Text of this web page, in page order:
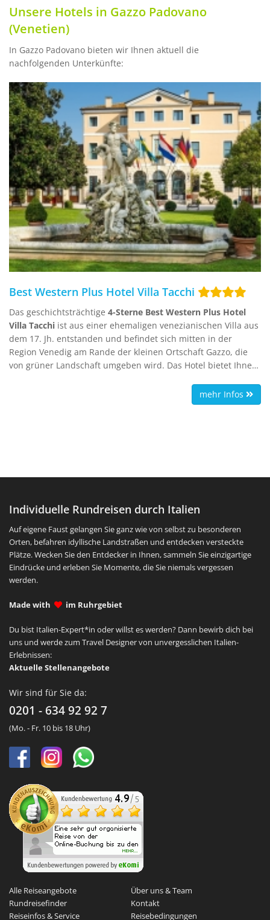
Unsere Hotels in Gazzo Padovano
(Venetien)
In Gazzo Padovano bieten wir Ihnen aktuell die
nachfolgenden Unterkünfte:
Best Western Plus Hotel Villa Tacchi
Das geschichtsträchtige 4-Sterne Best Western Plus Hotel
Villa Tacchi ist aus einer ehemaligen venezianischen Villa aus
dem 17. Jh. entstanden und befindet sich mitten in der
Region Venedig am Rande der kleinen Ortschaft Gazzo, die
von grüner Landschaft umgeben wird. Das Hotel bietet Ihnen
charmantes Restaurant mit typisch regionalen Gerichten.
mehr Infos
Individuelle Rundreisen durch Italien
Auf eigene Faust gelangen Sie ganz wie von selbst zu besonderen
Orten, befahren idyllische Landstraßen und entdecken versteckte
Plätze. Wecken Sie den Entdecker in Ihnen, sammeln Sie einzigartige
Eindrücke und erleben Sie Momente, die Sie niemals vergessen
werden.
Made with im Ruhrgebiet
Du bist Italien-Expert*in oder willst es werden? Dann bewirb dich bei
uns und werde zum Travel Designer von unvergesslichen Italien-
Erlebnissen:
Aktuelle Stellenangebote
Wir sind für Sie da:
0201 - 634 92 92 7
(Mo. - Fr. 10 bis 18 Uhr)
Alle Reiseangebote
Rundreisefinder
Reiseinfos & Service
Über uns & Team
Kontakt
Reisebedingungen